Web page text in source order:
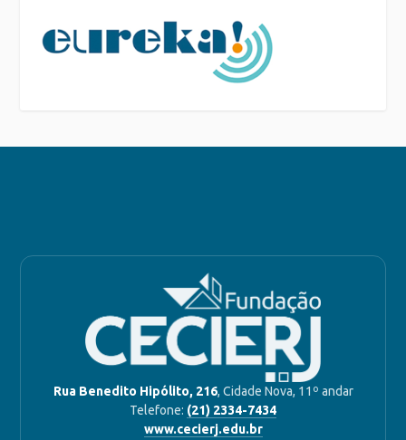
Rua Benedito Hipólito, 216, Cidade Nova, 11º andar
Telefone: (21) 2334-7434
www.cecierj.edu.br